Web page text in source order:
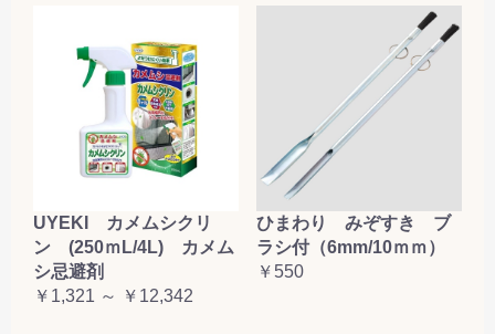
UYEKI カメムシクリ
ン (250ｍL/4L) カメム
シ忌避剤
￥1,321 ～ ￥12,342
ひまわり みぞすき ブ
ラシ付（6mm/10ｍｍ）
￥550